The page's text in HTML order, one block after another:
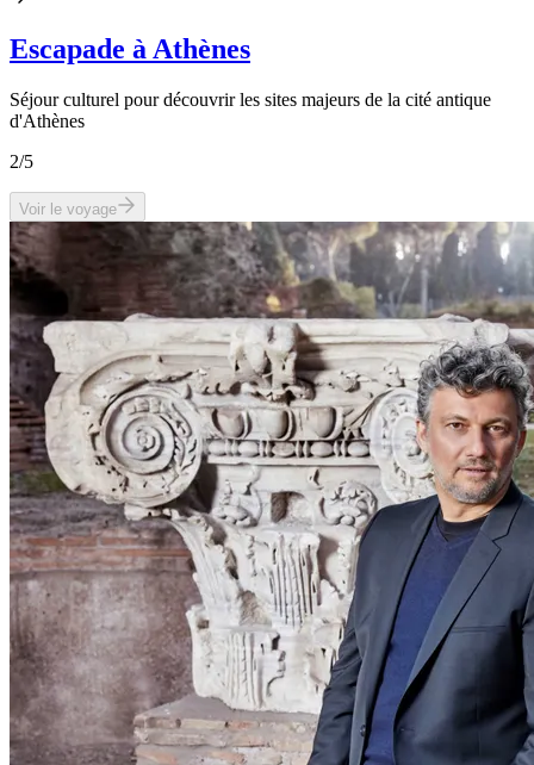
Escapade à Athènes
Séjour culturel pour découvrir les sites majeurs de la cité antique
d'Athènes
2/5
Voir le voyage